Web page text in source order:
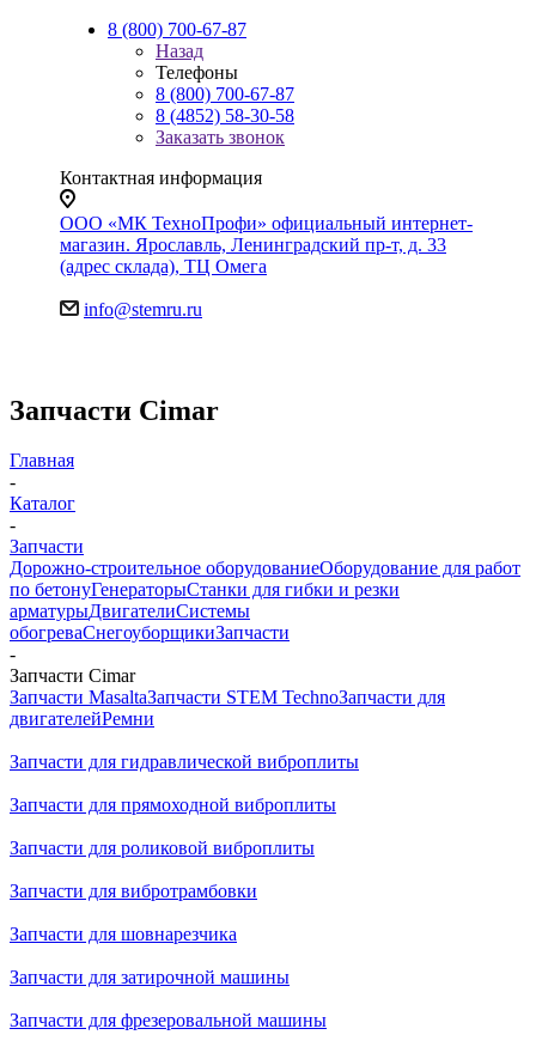
8 (800) 700-67-87
Назад
Телефоны
8 (800) 700-67-87
8 (4852) 58-30-58
Заказать звонок
Контактная информация
ООО «МК ТехноПрофи» официальный интернет-
магазин. Ярославль, Ленинградский пр-т, д. 33
(адрес склада), ТЦ Омега
info@stemru.ru
Запчасти Cimar
Главная
-
Каталог
-
Запчасти
Дорожно-строительное оборудованиеОборудование для работ
по бетонуГенераторыСтанки для гибки и резки
арматурыДвигателиСистемы
обогреваСнегоуборщикиЗапчасти
-
Запчасти Cimar
Запчасти MasaltaЗапчасти STEM TechnoЗапчасти для
двигателейРемни
Запчасти для гидравлической виброплиты
Запчасти для прямоходной виброплиты
Запчасти для роликовой виброплиты
Запчасти для вибротрамбовки
Запчасти для шовнарезчика
Запчасти для затирочной машины
Запчасти для фрезеровальной машины